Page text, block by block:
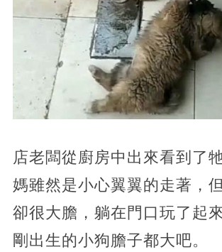
店老闆從廚房中出來看到了
媽雖然是小心翼翼的走著，
卻很大膽，躺在門口玩了起
剛出生的小狗膽子都大吧。